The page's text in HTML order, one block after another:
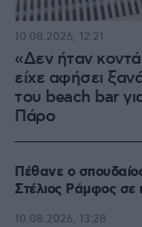
«Δεν ήταν κοντά
είχε αφήσει
του beach bar
Πάρο
10.08.2026, 12:21
Πέθανε ο
Στέλιος Ράμφος σε
10.08.2026, 13:28